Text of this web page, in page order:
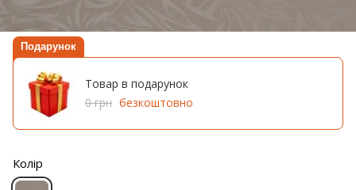
Подарунок
Товар в подарунок
0 грн безкоштовно
Колір